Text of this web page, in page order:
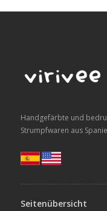
Handgefärbte und
Strumpfwaren aus
Seitenübersicht